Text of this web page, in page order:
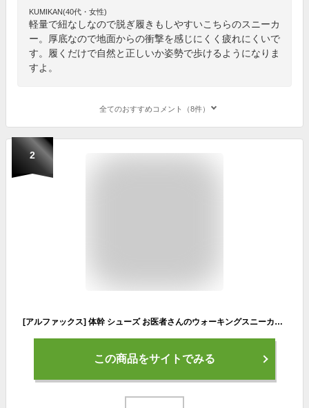
KUMIKAN(40代・女性)
軽量で紐なしなので脱ぎ履きもしやすいこちらのスニーカ
ー。厚底なので地面からの衝撃を感じにくく疲れにくいで
す。履くだけで自然と正しいか姿勢で歩けるようになりま
すよ。
全てのおすすめコメント（8件）
2
[アルファックス] 体幹 シューズ お医者さんのウォーキングスニーカー ブラック L(24.0~24.5cm)
この商品をサイトでみる